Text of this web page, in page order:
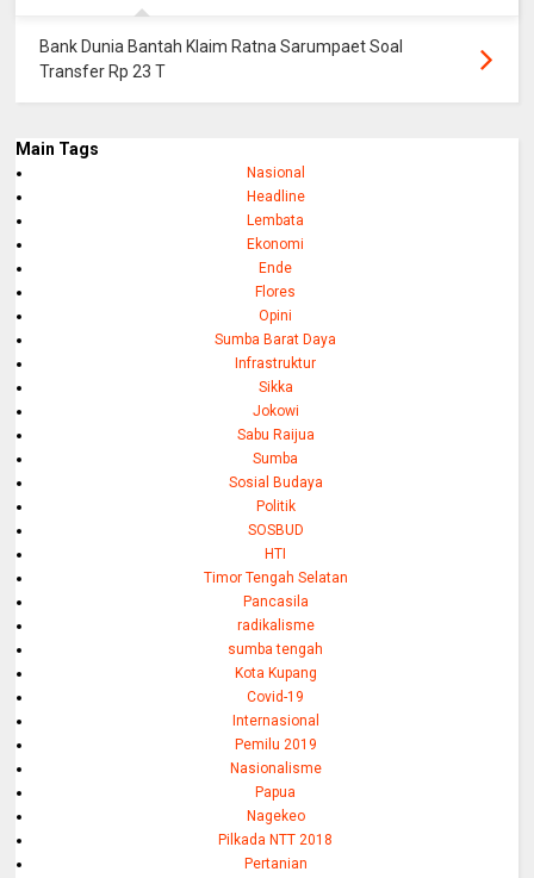
Bank Dunia Bantah Klaim Ratna Sarumpaet Soal
Transfer Rp 23 T
Main Tags
Nasional
Headline
Lembata
Ekonomi
Ende
Flores
Opini
Sumba Barat Daya
Infrastruktur
Sikka
Jokowi
Sabu Raijua
Sumba
Sosial Budaya
Politik
SOSBUD
HTI
Timor Tengah Selatan
Pancasila
radikalisme
sumba tengah
Kota Kupang
Covid-19
Internasional
Pemilu 2019
Nasionalisme
Papua
Nagekeo
Pilkada NTT 2018
Pertanian